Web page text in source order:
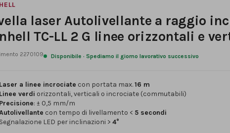
laser Autolivellante a raggio
TC-LL 2 G linee orizzontali e
2270109 Disponibile · Spediamo il giorno lavorativo successivo
Laser a linee incrociate con portata max.16 m
Linee verdi orizzontali, verticali o incrociate (commutabili)
Precisione: ± 0,5 mm/m
con tempo di livellamento < 5 secondi
Segnalazione LED per inclinazioni > 4°